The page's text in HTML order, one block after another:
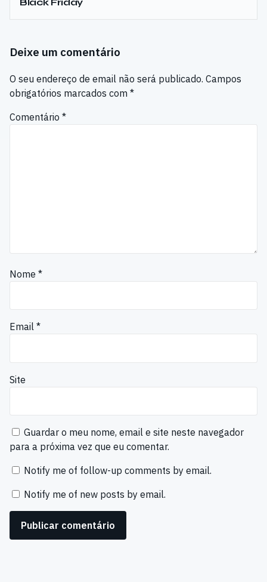
Deixe um comentário
O seu endereço de email não será publicado. Campos
obrigatórios marcados com *
Comentário *
Nome *
Email *
Site
Guardar o meu nome, email e site neste navegador
para a próxima vez que eu comentar.
Notify me of follow-up comments by email.
Notify me of new posts by email.